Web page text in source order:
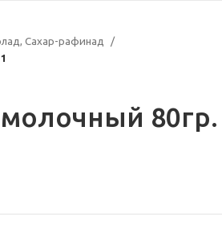
Сахар-рафинад
80гр.